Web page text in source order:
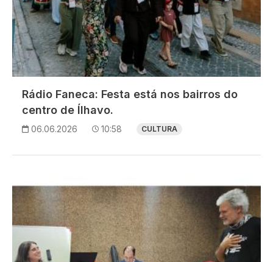
Rádio Faneca: Festa está nos bairros do
centro de Ílhavo.
06.06.2026 10:58 CULTURA